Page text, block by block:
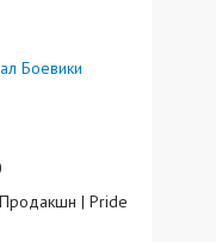
Боевики
| Pride